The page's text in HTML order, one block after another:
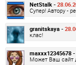
NetStalk -
Супер! Автору -
granitskaya -
клас!
maxxx12345678 -
Может Ваш сайт